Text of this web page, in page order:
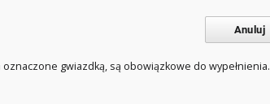
Anuluj
oznaczone gwiazdką, są obowiązkowe do wypełnienia.